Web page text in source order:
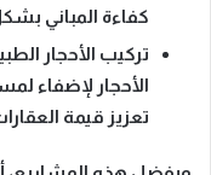
كفاءة المباني
تركيب الأحجار
الأحجار لإضفاء
تعزيز قيمة